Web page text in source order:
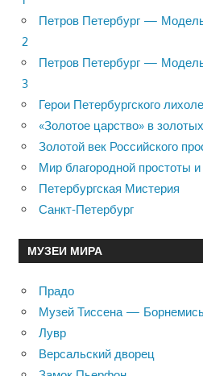
Петров Петербург —
2
Петров Петербург —
3
Герои Петербургского
«Золотое царство» в
Золотой век Российского
Мир благородной простоты и
Петербургская Мистерия
Санкт-Петербург
МУЗЕИ МИРА
Прадо
Музей Тиссена —
Лувр
Версальский дворец